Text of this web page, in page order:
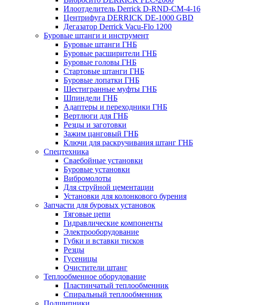
Илоотделитель Derrick D-RND-CM-4-16
Центрифуга DERRICK DE-1000 GBD
Дегазатор Derrick Vacu-Flo 1200
Буровые штанги и инструмент
Буровые штанги ГНБ
Буровые расширители ГНБ
Буровые головы ГНБ
Стартовые штанги ГНБ
Буровые лопатки ГНБ
Шестигранные муфты ГНБ
Шпиндели ГНБ
Адаптеры и переходники ГНБ
Вертлюги для ГНБ
Резцы и заготовки
Зажим цанговый ГНБ
Ключи для раскручивания штанг ГНБ
Спецтехника
Сваебойные установки
Буровые установки
Вибромолоты
Для струйной цементации
Установки для колонкового бурения
Запчасти для буровых установок
Тяговые цепи
Гидравлические компоненты
Электрооборудование
Губки и вставки тисков
Резцы
Гусеницы
Очистители штанг
Теплообменное оборудование
Пластинчатый теплообменник
Спиральный теплообменник
Подшипники